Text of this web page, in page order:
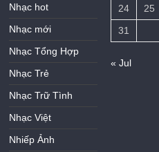
Nhạc hot
Nhạc mới
Nhạc Tổng Hợp
Nhạc Trẻ
Nhạc Trữ Tình
Nhạc Việt
Nhiếp Ảnh
24
25
31
« Jul